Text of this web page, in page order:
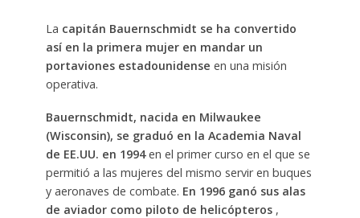
La capitán Bauernschmidt se ha convertido
así en la primera mujer en mandar un
portaviones estadounidense en una misión
operativa.
Bauernschmidt, nacida en Milwaukee
(Wisconsin), se graduó en la Academia Naval
de EE.UU. en 1994en el primer curso en el que se
permitió a las mujeres del mismo servir en buques
y aeronaves de combate. En 1996 ganó sus alas
de aviador como piloto de helicópteros ,